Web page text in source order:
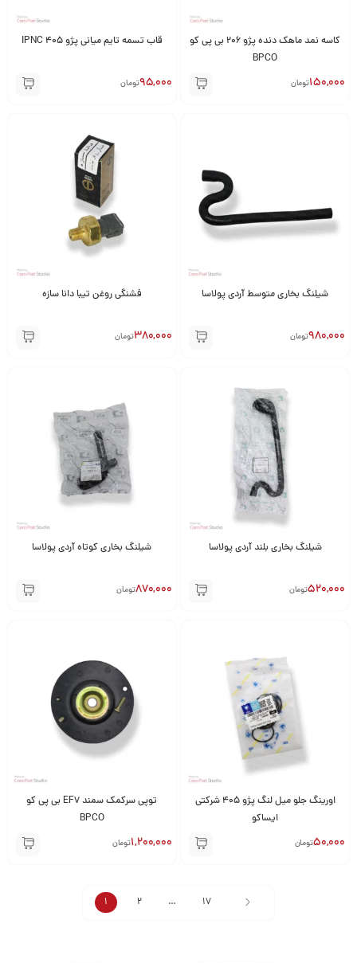
کاسه نمد ماهک دنده پژو 206 بی پی کو
BPCO
150,000تومان
قاب تسمه تایم میانی پژو 405 IPNC
95,000تومان
شیلنگ بخاری متوسط آردی پولاسا
980,000تومان
فشنگی روغن تیبا دانا سازه
380,000تومان
شیلنگ بخاری بلند آردی پولاسا
520,000تومان
شیلنگ بخاری کوتاه آردی پولاسا
870,000تومان
اورینگ جلو میل لنگ پژو 405 شرکتی
ایساکو
50,000تومان
توپی سرکمک سمند EF7 بی پی کو
BPCO
1,200,000تومان
1 2 … 17